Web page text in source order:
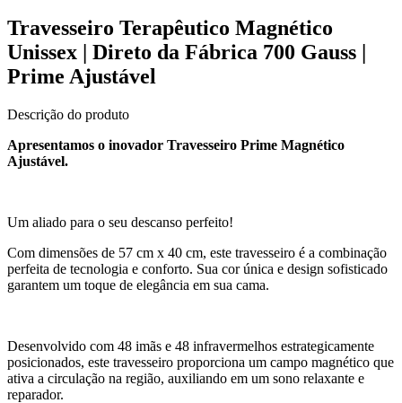
Travesseiro Terapêutico Magnético
Unissex | Direto da Fábrica 700 Gauss |
Prime Ajustável
Descrição do produto
Apresentamos o inovador Travesseiro Prime Magnético
Ajustável.
Um aliado para o seu descanso perfeito!
Com dimensões de 57 cm x 40 cm, este travesseiro é a combinação
perfeita de tecnologia e conforto. Sua cor única e design sofisticado
garantem um toque de elegância em sua cama.
Desenvolvido com 48 imãs e 48 infravermelhos estrategicamente
posicionados, este travesseiro proporciona um campo magnético que
ativa a circulação na região, auxiliando em um sono relaxante e
reparador.